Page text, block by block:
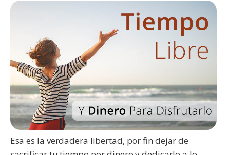
Esa es la verdadera libertad, por fin dejar de